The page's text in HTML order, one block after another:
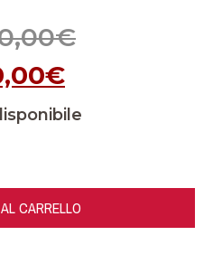
€
€
CARRELLO